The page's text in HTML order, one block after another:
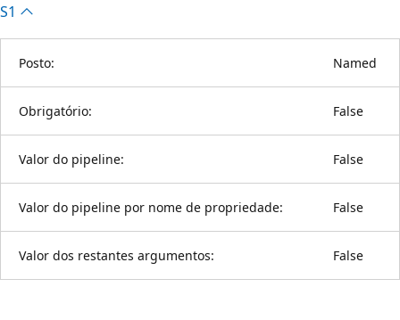
S1
Posto: Named
Obrigatório: False
Valor do pipeline: False
Valor do pipeline por nome de propriedade: False
Valor dos restantes argumentos: False